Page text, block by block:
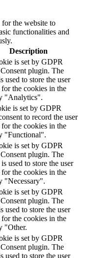
for the website to
functionalities and
Description
is set by GDPR
plugin. The
used to store the user
for the cookies in the
"Analytics".
is set by GDPR
to record the user
for the cookies in the
"Functional".
is set by GDPR
plugin. The
used to store the user
for the cookies in the
"Necessary".
is set by GDPR
plugin. The
used to store the user
for the cookies in the
"Other.
is set by GDPR
plugin. The
used to store the user